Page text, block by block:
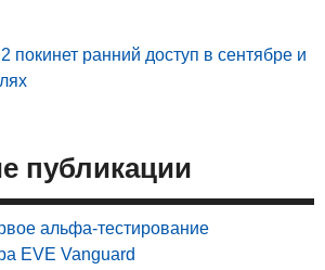
покинет ранний доступ в сентябре и
публикации
альфа-тестирование
EVE Vanguard